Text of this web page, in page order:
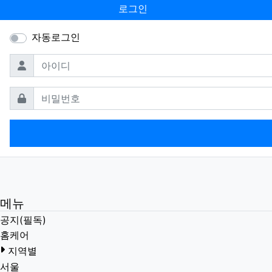
로그인
자동로그인
아이디
필수
비밀번호필수
메뉴
공지(필독)
홈케어
지역별
서울